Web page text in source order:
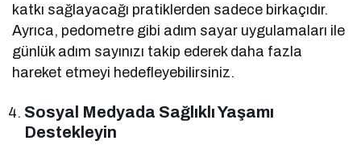
katkı sağlayacağı pratiklerden sadece birkaçıdır.
Ayrıca, pedometre gibi adım sayar uygulamaları ile
günlük adım sayınızı takip ederek daha fazla
hareket etmeyi hedefleyebilirsiniz.
Sosyal Medyada Sağlıklı Yaşamı
Destekleyin